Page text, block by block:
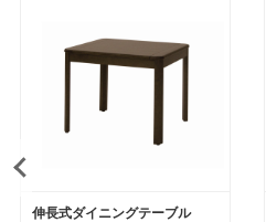
伸長式ダイニングテーブル